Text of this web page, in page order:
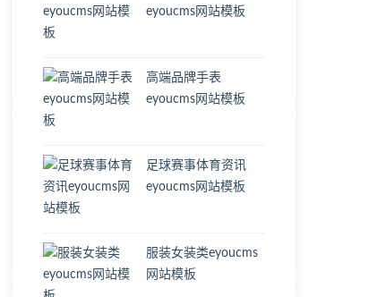
eyoucms网站模板
高端品牌手表
eyoucms网站模板
足球赛事体育资讯
eyoucms网站模板
服装女装类eyoucms
网站模板